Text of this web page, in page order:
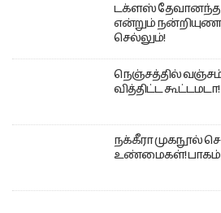
டக்ளஸ்
என்றும்
செல்லும்!
நெஞ்சத்தில்
வித்திட்ட
நக்கீரா முகநூல்
உண்மைகள்! பாகம்